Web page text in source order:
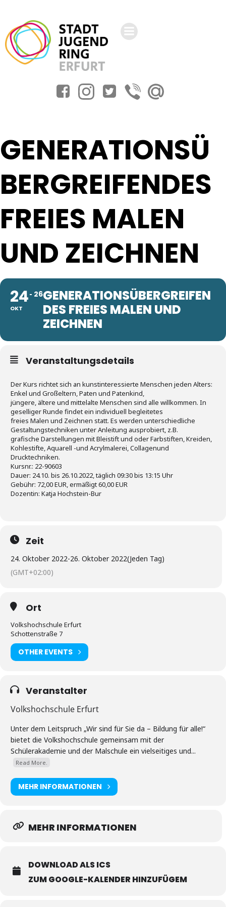
springen
GENERATIONSÜ
BERGREIFENDES
FREIES MALEN
UND ZEICHNEN
24
OKT
26GENERATIONSÜBERGREIFEN
DES FREIES MALEN UND
ZEICHNEN
Veranstaltungsdetails
Der Kurs richtet sich an kunstinteressierte Menschen jeden Alters:
Enkel und Großeltern, Paten und Patenkind,
jüngere, ältere und mittelalte Menschen sind alle willkommen. In
geselliger Runde findet ein individuell begleitetes
freies Malen und Zeichnen statt. Es werden unterschiedliche
Gestaltungstechniken unter Anleitung ausprobiert, z.B.
grafische Darstellungen mit Bleistift und oder Farbstiften, Kreiden,
Kohlestifte, Aquarell -und Acrylmalerei, Collagenund
Drucktechniken.
Kursnr.: 22-90603
Dauer: 24.10. bis 26.10.2022, täglich 09:30 bis 13:15 Uhr
Gebühr: 72,00 EUR, ermäßigt 60,00 EUR
Dozentin: Katja Hochstein-Bur
Zeit
24. Oktober 2022-26. Oktober 2022(Jeden Tag)
(GMT+02:00)
Ort
Volkshochschule Erfurt
Schottenstraße 7
OTHER EVENTS
Veranstalter
Volkshochschule Erfurt
Unter dem Leitspruch „Wir sind für Sie da – Bildung für alle!“
bietet die Volkshochschule gemeinsam mit der
Schülerakademie und der Malschule ein vielseitiges und...
Read More.
MEHR INFORMATIONEN
MEHR INFORMATIONEN
DOWNLOAD ALS ICS
ZUM GOOGLE-KALENDER HINZUFÜGEM